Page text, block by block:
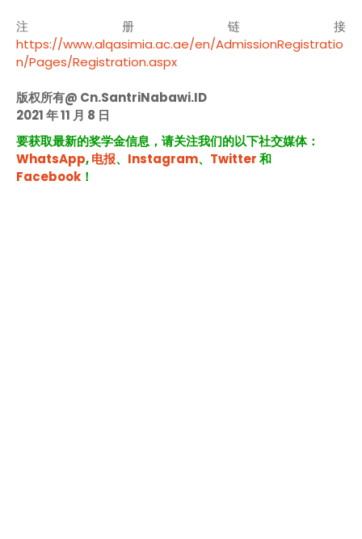
注册链接
https://www.alqasimia.ac.ae/en/AdmissionRegistratio
n/Pages/Registration.aspx
版权所有@ Cn.SantriNabawi.ID
2021 年 11 月 8 日
要获取最新的奖学金信息，请关注我们的以下社交媒体：
WhatsApp,电报、 Instagram、 Twitter和
Facebook ！